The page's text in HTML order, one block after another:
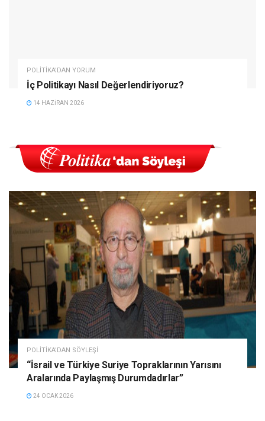
POLITIKA'DAN YORUM
İç Politikayı Nasıl Değerlendiriyoruz?
14 HAZIRAN 2026
POLITIKA'DAN SÖYLEŞI
“İsrail ve Türkiye Suriye Topraklarının Yarısını
Aralarında Paylaşmış Durumdadırlar”
24 OCAK 2026